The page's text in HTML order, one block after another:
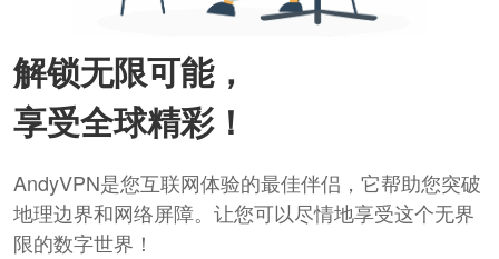
解锁无限可能，
享受全球精彩！
AndyVPN是您互联网体验的最佳伴侣，它帮助您突破
地理边界和网络屏障。让您可以尽情地享受这个无界
限的数字世界！